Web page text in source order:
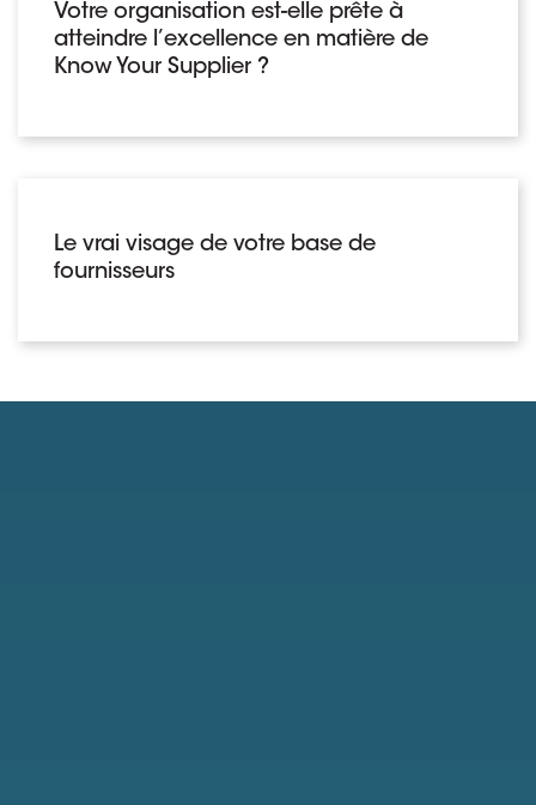
Votre organisation est-elle prête à
atteindre l’excellence en matière de
Know Your Supplier ?
Le vrai visage de votre base de
fournisseurs